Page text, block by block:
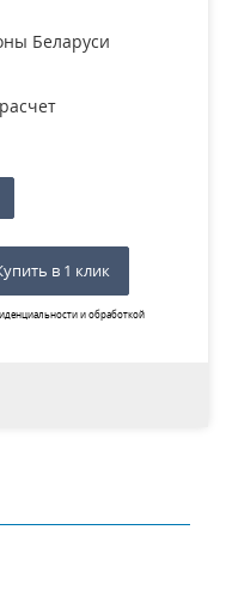
Беларуси
в 1 клик
и обработкой